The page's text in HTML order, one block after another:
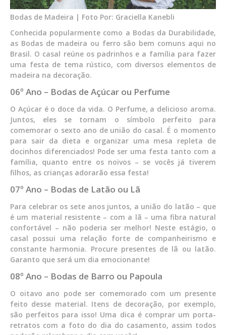
Bodas de Madeira | Foto Por: Graciella Kanebli
Conhecida popularmente como a Bodas da Durabilidade,
as Bodas de madeira ou ferro são bem comuns aqui no
Brasil. O casal reúne os padrinhos e a família para fazer
uma festa de tema rústico, com diversos elementos de
madeira na decoração.
06º Ano – Bodas de Açúcar ou Perfume
O Açúcar é o doce da vida. O Perfume, a delicioso aroma.
Juntos, eles se tornam o símbolo perfeito para
comemorar o sexto ano de união do casal. É o momento
para sair da dieta e organizar uma mesa repleta de
docinhos diferenciados! Pode ser uma festa tanto com a
família, quanto entre os noivos – se vocês já tiverem
filhos, as crianças adorarão essa festa!
07º Ano – Bodas de Latão ou Lã
Para celebrar os sete anos juntos, a união do latão – que
é um material resistente – com a lã – uma fibra natural
confortável – não poderia ser melhor! Neste estágio, o
casal possui uma relação forte de companheirismo e
constante harmonia. Procure presentes de lã ou latão.
Garanto que será um dia emocionante!
08º Ano – Bodas de Barro ou Papoula
O oitavo ano pode ser comemorado com um presente
feito desse material. Itens de decoração, por exemplo,
são perfeitos para isso! Uma dica é comprar um porta-
retratos com a foto do dia do casamento, assim todos